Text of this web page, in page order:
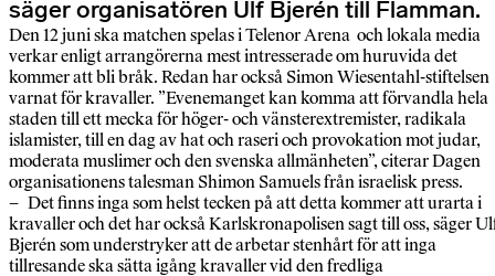
säger organisatören Ulf Bjerén till Flamman.
Den 12 juni ska matchen spelas i Telenor Arena och lokala media
verkar enligt arrangörerna mest intresserade om huruvida det
kommer att bli bråk. Redan har också Simon Wiesentahl-stiftelsen
varnat för kravaller. ”Evenemanget kan komma att förvandla hela
staden till ett mecka för höger- och vänsterextremister, radikala
islamister, till en dag av hat och raseri och provokation mot judar,
moderata muslimer och den svenska allmänheten”, citerar Dagen
organisationens talesman Shimon Samuels från israelisk press.
– Det finns inga som helst tecken på att detta kommer att urarta i
kravaller och det har också Karlskronapolisen sagt till oss, säger
Bjerén som understryker att de arbetar stenhårt för att inga
tillresande ska sätta igång kravaller vid den fredliga